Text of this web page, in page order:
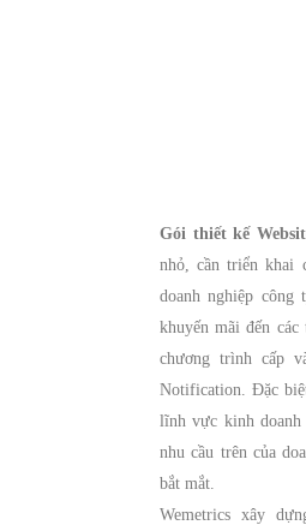
Gói thiết kế
nhỏ, cần triển khai
doanh nghiệp công
khuyến mãi đến
chương trình cấp
Notification. Đặc
lĩnh vực kinh doanh
nhu cầu trên của
bắt mắt.
Wemetrics xây